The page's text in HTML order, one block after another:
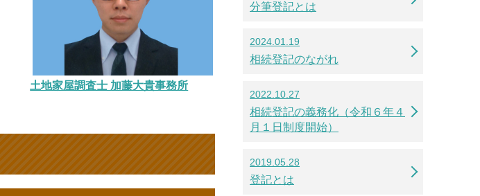
土地家屋調査士 加藤大貴事務所
分筆登記とは
2024.01.19
相続登記のながれ
2022.10.27
相続登記の義務化（令和６年４
月１日制度開始）
2019.05.28
登記とは